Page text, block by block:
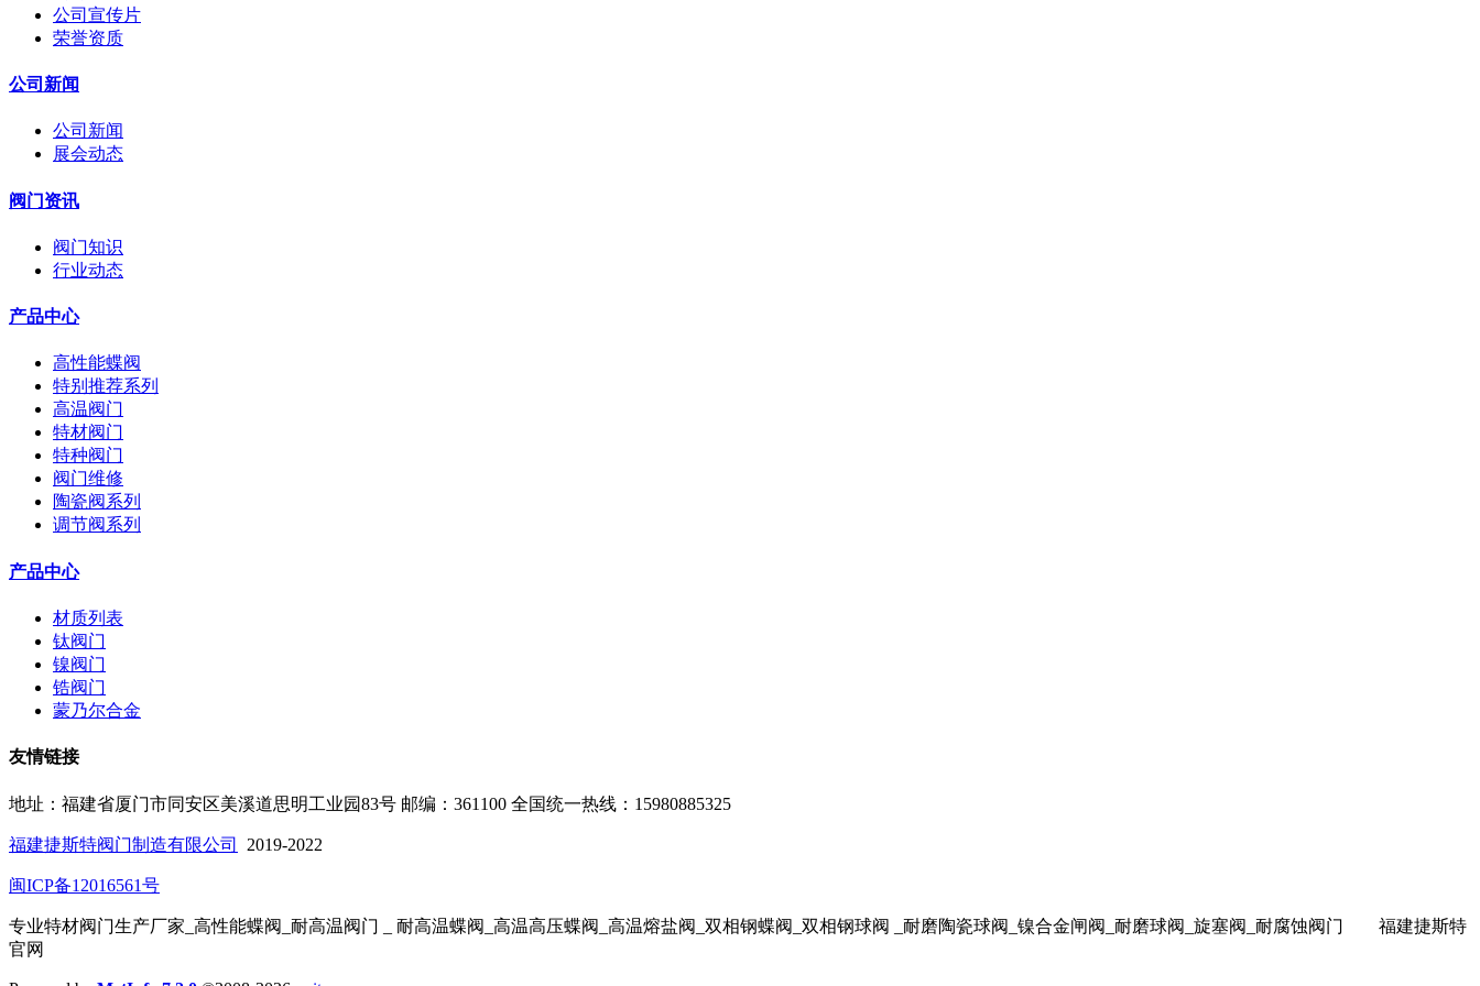
公司宣传片
荣誉资质
公司新闻
公司新闻
展会动态
阀门资讯
阀门知识
行业动态
产品中心
高性能蝶阀
特别推荐系列
高温阀门
特材阀门
特种阀门
阀门维修
陶瓷阀系列
调节阀系列
产品中心
材质列表
钛阀门
镍阀门
锆阀门
蒙乃尔合金
友情链接
地址：福建省厦门市同安区美溪道思明工业园83号 邮编：361100 全国统一热线：15980885325
福建捷斯特阀门制造有限公司 2019-2022
闽ICP备12016561号
专业特材阀门生产厂家_高性能蝶阀_耐高温阀门 _ 耐高温蝶阀_高温高压蝶阀_高温熔盐阀_双相钢蝶阀 _双相钢球阀 _耐磨陶瓷球阀_镍合金闸阀_耐磨球阀_旋塞阀_耐腐蚀阀门
福建捷斯特
官网